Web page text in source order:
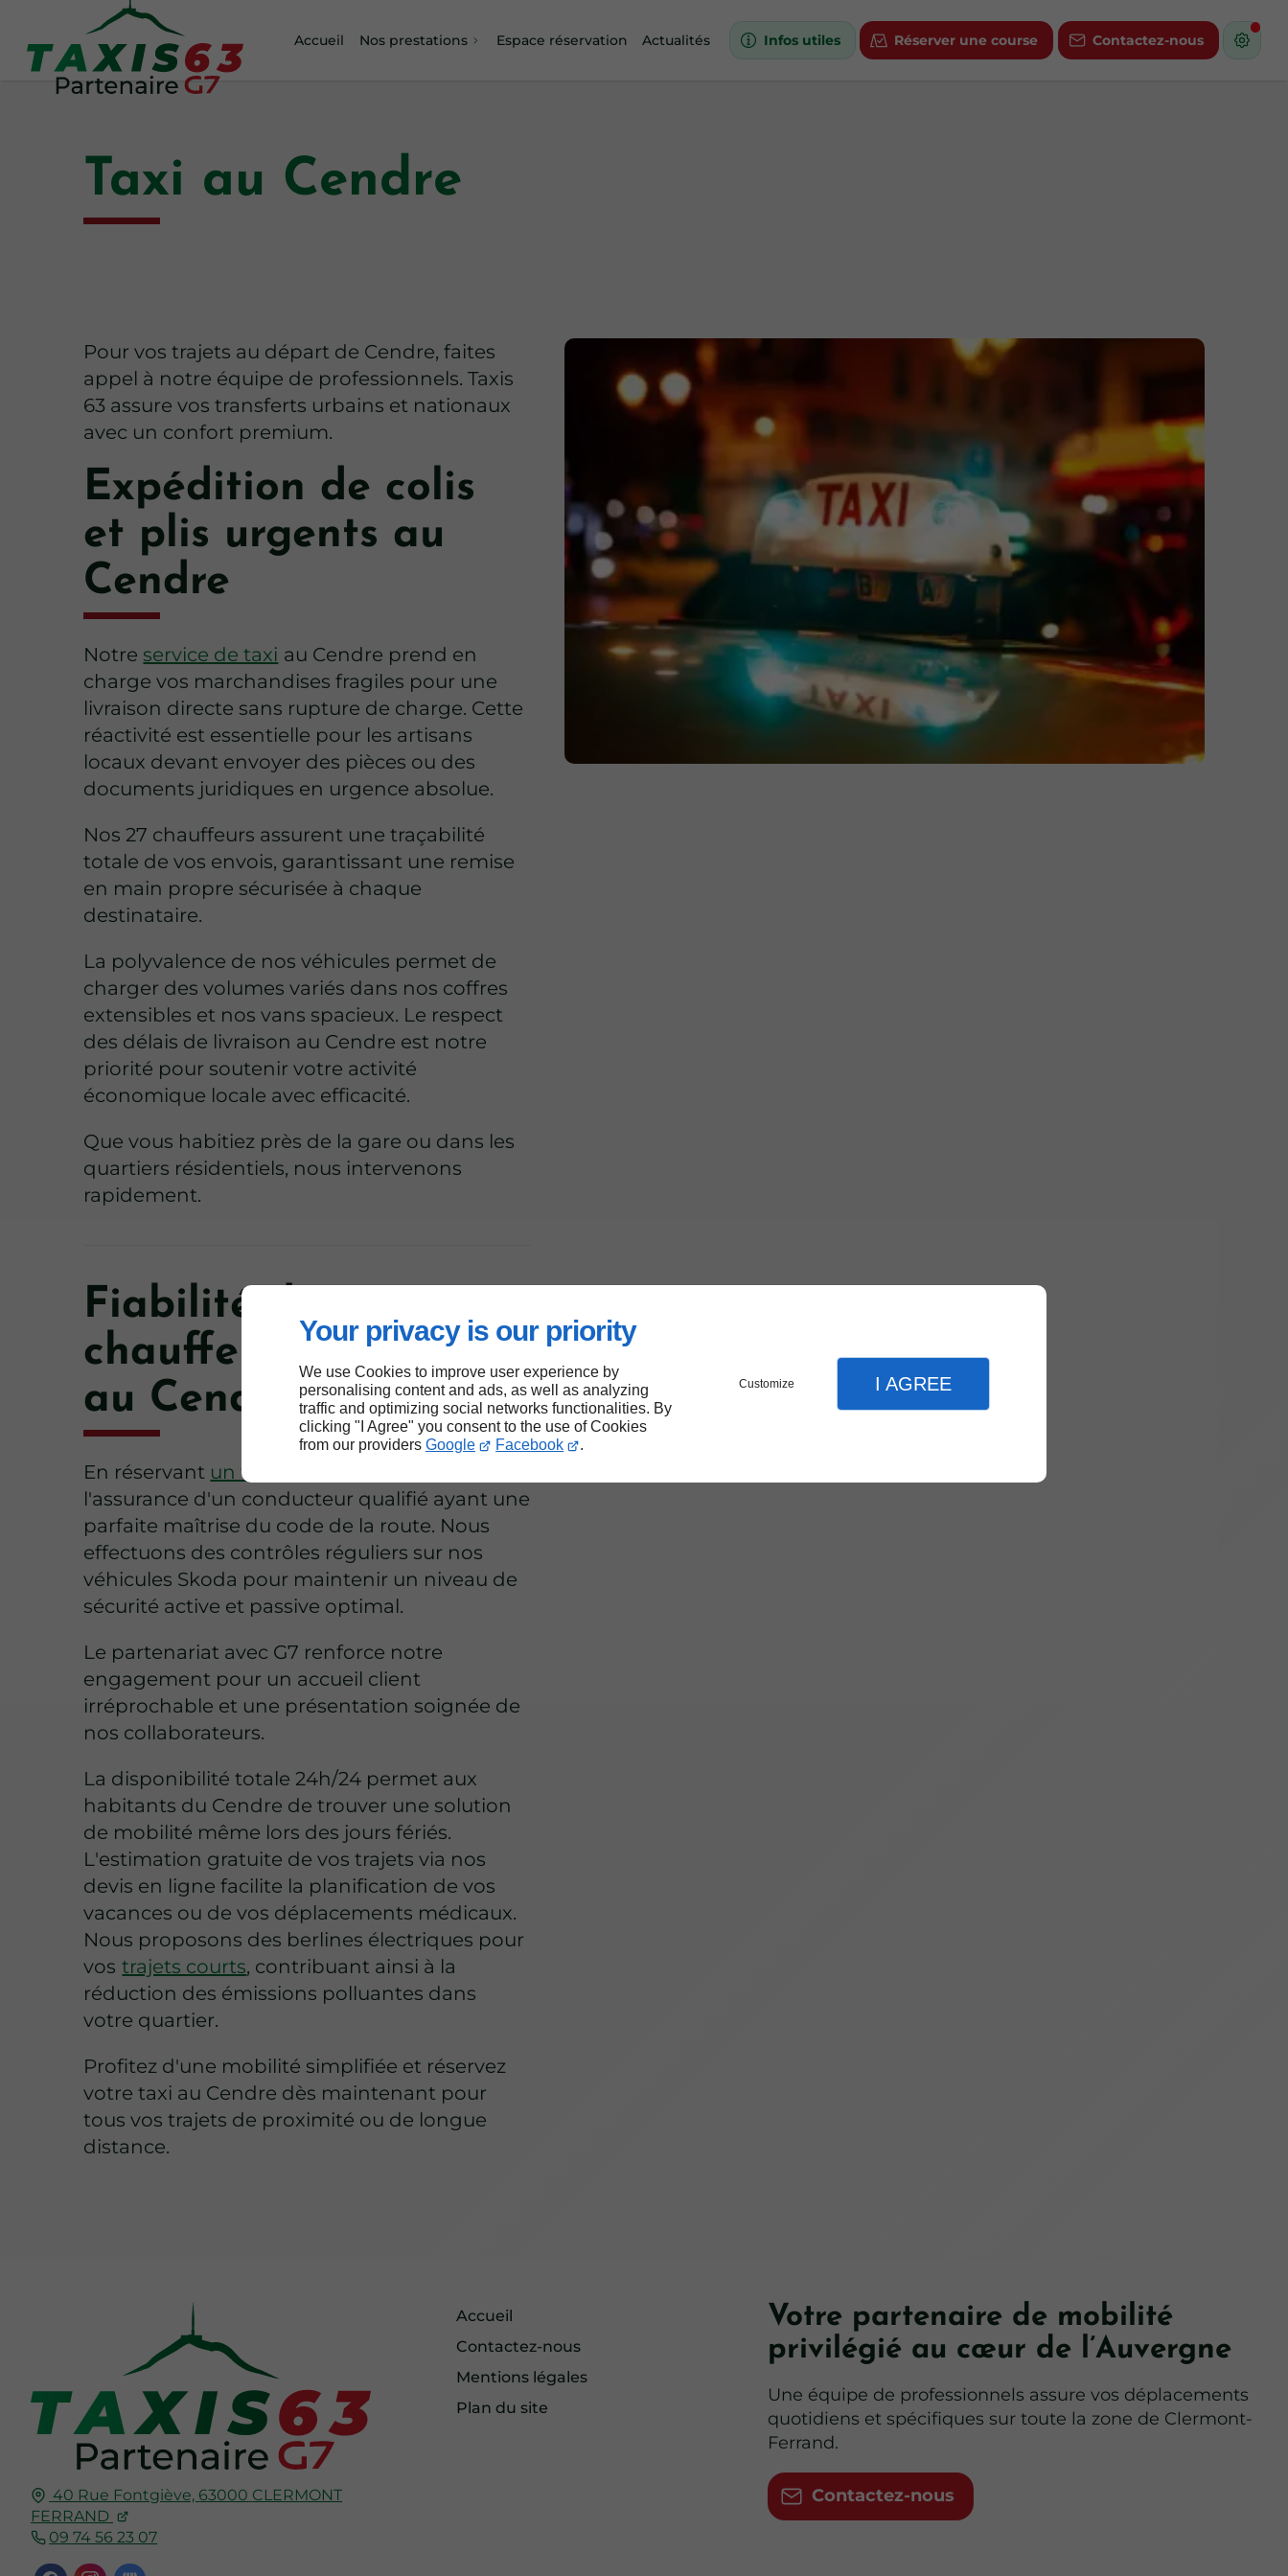
Your privacy is our priority
We use Cookies to improve user experience by
personalising content and ads, as well as analyzing
traffic and optimizing social networks functionalities. By
clicking "I Agree" you consent to the use of Cookies
from our providers Google Facebook .
Customize I AGREE
Accueil Nos prestations Espace réservation Actualités Infos utiles Réserver une course Contactez-nous
Taxi au Cendre
Pour vos trajets au départ de Cendre, faites
appel à notre équipe de professionnels. Taxis
63 assure vos transferts urbains et nationaux
avec un confort premium.
Expédition de colis
et plis urgents au
Cendre
Notreservice de taxi au Cendre prend en
charge vos marchandises fragiles pour une
livraison directe sans rupture de charge. Cette
réactivité est essentielle pour les artisans
locaux devant envoyer des pièces ou des
documents juridiques en urgence absolue.
Nos 27 chauffeurs assurent une traçabilité
totale de vos envois, garantissant une remise
en main propre sécurisée à chaque
destinataire.
La polyvalence de nos véhicules permet de
charger des volumes variés dans nos coffres
extensibles et nos vans spacieux. Le respect
des délais de livraison au Cendre est notre
priorité pour soutenir votre activité
économique locale avec efficacité.
Que vous habitiez près de la gare ou dans les
quartiers résidentiels, nous intervenons
rapidement.
Fiabilité des
chauffeurs certifiés
au Cendre
En réservant un taxi
l'assurance d'un conducteur qualifié ayant une
parfaite maîtrise du code de la route. Nous
effectuons des contrôles réguliers sur nos
véhicules Skoda pour maintenir un niveau de
sécurité active et passive optimal.
Le partenariat avec G7 renforce notre
engagement pour un accueil client
irréprochable et une présentation soignée de
nos collaborateurs.
La disponibilité totale 24h/24 permet aux
habitants du Cendre de trouver une solution
de mobilité même lors des jours fériés.
L'estimation gratuite de vos trajets via nos
devis en ligne facilite la planification de vos
vacances ou de vos déplacements médicaux.
Nous proposons des berlines électriques pour
vos trajets courts, contribuant ainsi à la
réduction des émissions polluantes dans
votre quartier.
Profitez d'une mobilité simplifiée et réservez
votre taxi au Cendre dès maintenant pour
tous vos trajets de proximité ou de longue
distance.
40 Rue Fontgiève, 63000 CLERMONT
FERRAND
09 74 56 23 07
Accueil
Contactez-nous
Mentions légales
Plan du site
Votre partenaire de mobilité
privilégié au cœur de l’Auvergne
Une équipe de professionnels assure vos déplacements
quotidiens et spécifiques sur toute la zone de Clermont-
Ferrand.
Contactez-nous